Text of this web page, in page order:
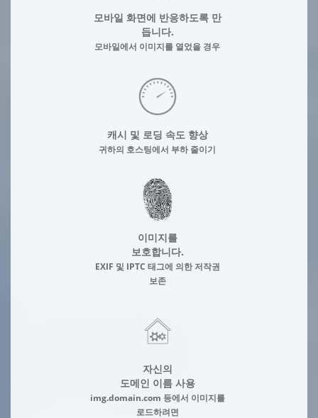
모바일 화면에 반응하도록 만
듭니다.
모바일에서 이미지를 열었을 경우
캐시 및 로딩 속도 향상
귀하의 호스팅에서 부하 줄이기
이미지를
보호합니다.
EXIF 및 IPTC 태그에 의한 저작권
보존
자신의
도메인 이름 사용
img.domain.com 등에서 이미지를
로드하려면